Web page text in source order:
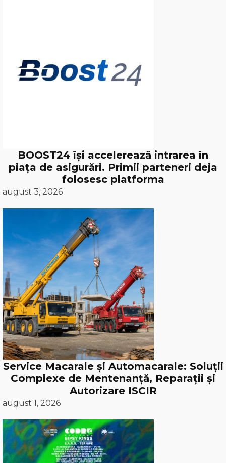
BOOST24 își accelerează intrarea în
piața de asigurări. Primii parteneri deja
folosesc platforma
august 3, 2026
Service Macarale și Automacarale: Soluții
Complexe de Mentenanță, Reparații și
Autorizare ISCIR
august 1, 2026